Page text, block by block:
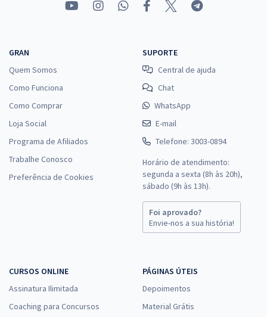
GRAN
Quem Somos
Como Funciona
Como Comprar
Loja Social
Programa de Afiliados
Trabalhe Conosco
Preferência de Cookies
SUPORTE
Central de ajuda
Chat
WhatsApp
E-mail
Telefone: 3003-0894
Horário de atendimento:
segunda a sexta (8h às 20h),
sábado (9h às 13h).
Foi aprovado?
Envie-nos a sua história!
CURSOS ONLINE
Assinatura Ilimitada
Coaching para Concursos
PÁGINAS ÚTEIS
Depoimentos
Material Grátis